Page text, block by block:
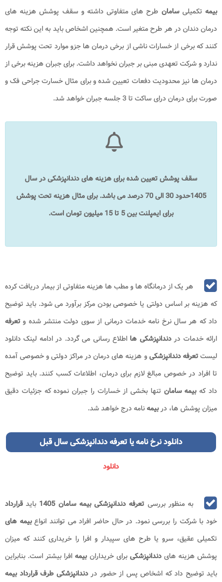
بیمه تکمیلیسامان طرح های متفاوتی داشته و سقف پوشش هزینه های
درمان دندان در هر طرح متغیر است. همچنین اشخاص باید به این نکته توجه
کنند که برخی از خسارات ناشی از برخی درمان ها جزو موارد تحت پوشش قرار
ندارد و شرکت تعهدی مبنی بر جبران نخواهد داشت. برای جبران هزینه برخی از
درمان ها نیز محدودیت دفعات تعیین شده و برای مثال خسارت جراحی فک و
صورت برای درمان درای ساکت تا 3 جلسه جبران خواهد شد.
سقف پوشش تعیین شده برای هزینه های دندانپزشکی در سال
1405حدود 30 الی 70 درصد می باشد. برای مثال هزینه تحت پوشش
برای ایمپلنت بین 5 تا 15 میلیون تومان است.
هر یک از درمانگاه ها و مطب ها هزینه متفاوتی از بیمار دریافت کرده
که هزینه بر اساس دولتی یا خصوصی بودن مرکز برآورد می شود. باید توضیح
داد که هر سال نرخ نامه خدمات درمانی از سوی دولت منتشر شده و تعرفه
ارائه خدمات دردندانپزشکی هااطلاع رسانی می گردد. در ادامه لینک دانلود
لیستتعرفه دندانپزشکیو هزینه های درمان در مراکز دولتی و خصوصی آمده
تا افراد در خصوص مبالغ لازم برای درمان، اطلاعات کسب کنند. باید توضیح
داد کهبیمه سامان تنها بخشی از خسارات را جبران نموده که جزئیات دقیق
میزان پوشش ها، دربیمهنامه درج خواهد شد.
دانلود نرخ نامه یا تعرفه دندانپزشکی سال قبل
دانلود
به منظور بررسی تعرفه دندانپزشکی بیمه سامان 1405 بایدقرارداد
خود با شرکت را بررسی نمود. در حال حاضر افراد می توانند انواعبیمه های
تکمیلی عقیق، سرو یا طرح های سپیدار و افرا را خریداری کنند که میزان
پوشش هزینه هایدندانپزشکیبرای خریدارانبیمه افرا بیشتر است. بنابراین
باید توضیح داد که اشخاص پس از حضور دردندانپزشکی طرف قرارداد بیمه